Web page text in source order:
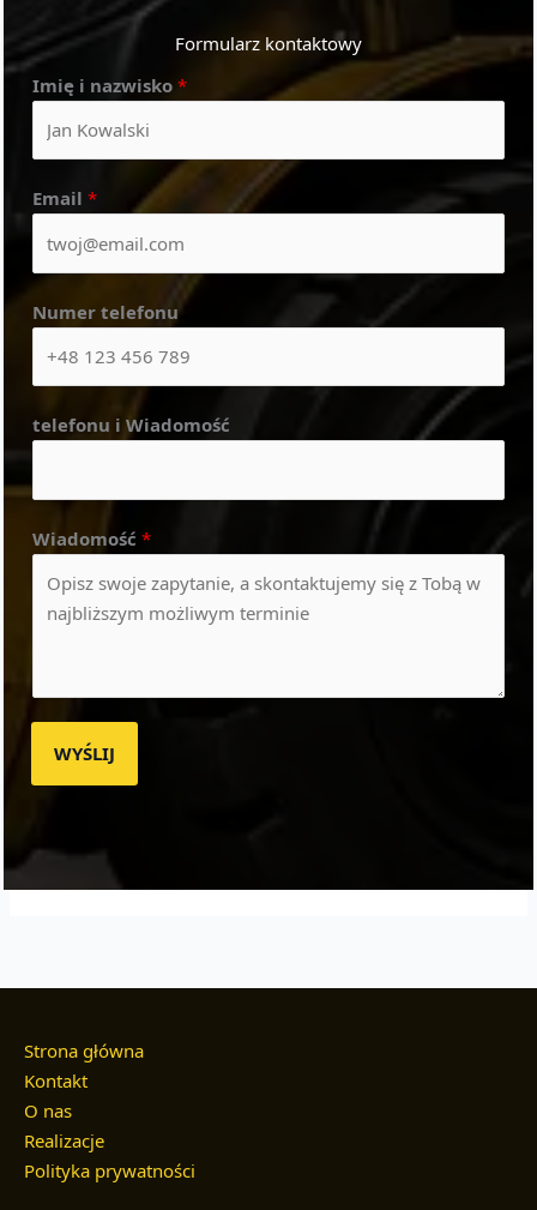
Formularz kontaktowy
Imię i nazwisko *
Email *
Numer telefonu
telefonu i Wiadomość
Wiadomość *
WYŚLIJ
Strona główna
Kontakt
O nas
Realizacje
Polityka prywatności